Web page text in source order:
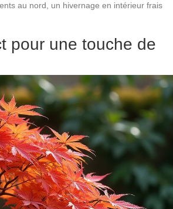
au nord, un hivernage en intérieur frais
pour une touche de